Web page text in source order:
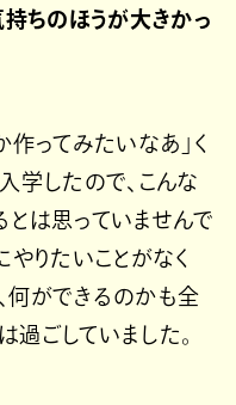
持ちのほうが大きかっ
作ってみたいなあ」く
学したので、こんな
とは思っていませんで
やりたいことがなく
ができるのかも全
ごしていました。